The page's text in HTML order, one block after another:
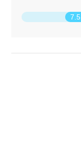
7.5